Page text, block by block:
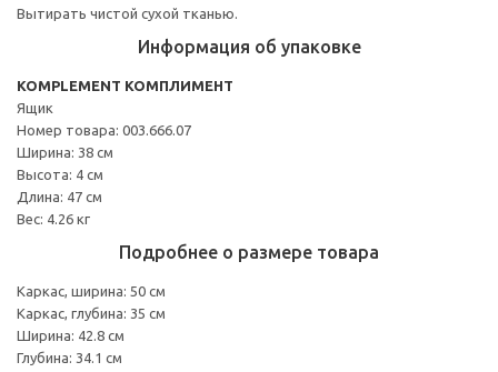
Вытирать чистой сухой тканью.
Информация об упаковке
KOMPLEMENT КОМПЛИМЕНТ
Ящик
Номер товара: 003.666.07
Ширина: 38 см
Высота: 4 см
Длина: 47 см
Вес: 4.26 кг
Подробнее о размере товара
Каркас, ширина: 50 см
Каркас, глубина: 35 см
Ширина: 42.8 см
Глубина: 34.1 см